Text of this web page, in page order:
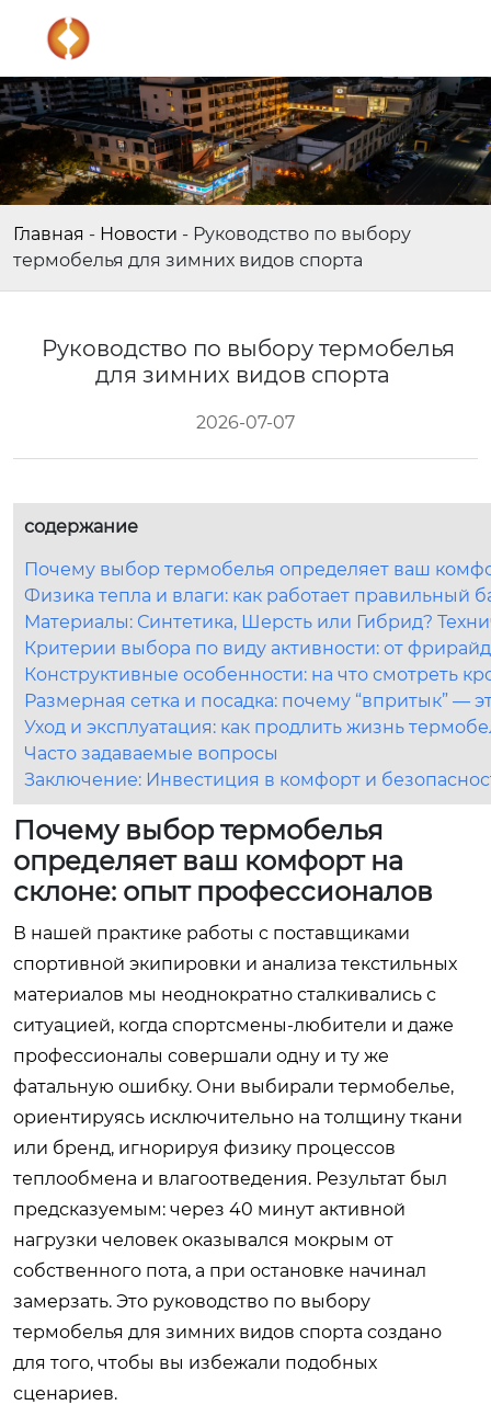
Главная - Новости - Руководство по выбору
термобелья для зимних видов спорта
Руководство по выбору термобелья
для зимних видов спорта
2026-07-07
содержание
Почему выбор термобелья определяет ваш
Физика тепла и влаги: как работает правильный
Материалы: Синтетика, Шерсть или Гибрид?
Критерии выбора по виду активности: от
Конструктивные особенности: на что смотреть
Размерная сетка и посадка: почему “впритык” —
Уход и эксплуатация: как продлить жизнь
Часто задаваемые вопросы
Заключение: Инвестиция в комфорт и
Почему выбор термобелья
определяет ваш комфорт на
склоне: опыт профессионалов
В нашей практике работы с поставщиками
спортивной экипировки и анализа текстильных
материалов мы неоднократно сталкивались с
ситуацией, когда спортсмены-любители и даже
профессионалы совершали одну и ту же
фатальную ошибку. Они выбирали термобелье,
ориентируясь исключительно на толщину ткани
или бренд, игнорируя физику процессов
теплообмена и влагоотведения. Результат был
предсказуемым: через 40 минут активной
нагрузки человек оказывался мокрым от
собственного пота, а при остановке начинал
замерзать. Это руководство по выбору
термобелья для зимних видов спорта создано
для того, чтобы вы избежали подобных
сценариев.